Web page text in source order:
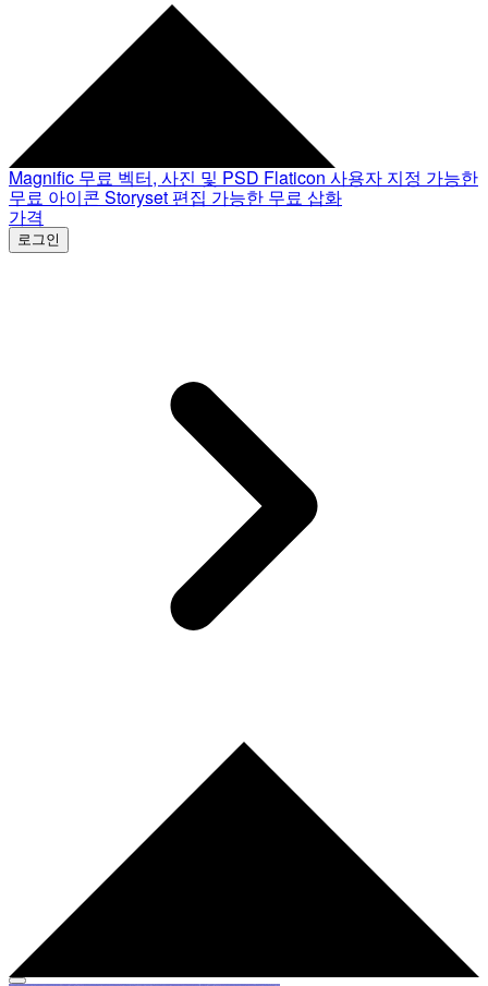
Magnific 무료 벡터, 사진 및 PSD Flaticon 사용자 지정 가능한
무료 아이콘 Storyset 편집 가능한 무료 삽화
가격
로그인